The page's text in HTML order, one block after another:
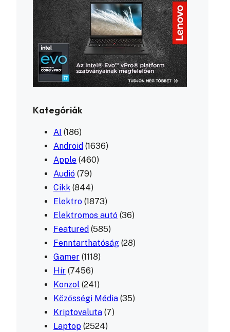
Kategóriák
AI (186)
Android (1636)
Apple (460)
Audió (79)
Cikk (844)
Elektro (1873)
Elektromos autó (36)
Featured (585)
Fenntarthatóság (28)
Gamer (1118)
Hír (7456)
Konzol (241)
Közösségi Média (35)
Kriptovaluta (7)
Laptop (2524)